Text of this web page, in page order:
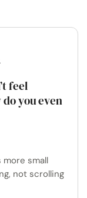
feel
you even
more small
not scrolling